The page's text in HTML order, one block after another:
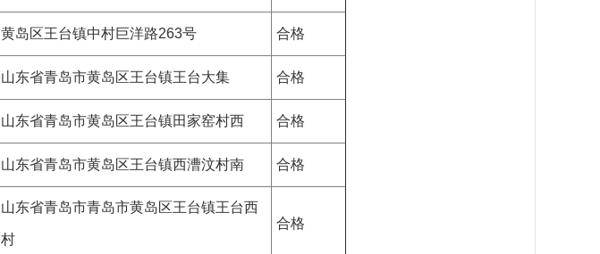
黄岛区王台镇中村巨洋路263号 合格
山东省青岛市黄岛区王台镇王台大集 合格
山东省青岛市黄岛区王台镇田家窑村西 合格
山东省青岛市黄岛区王台镇西漕汶村南 合格
山东省青岛市青岛市黄岛区王台镇王台西
村
合格